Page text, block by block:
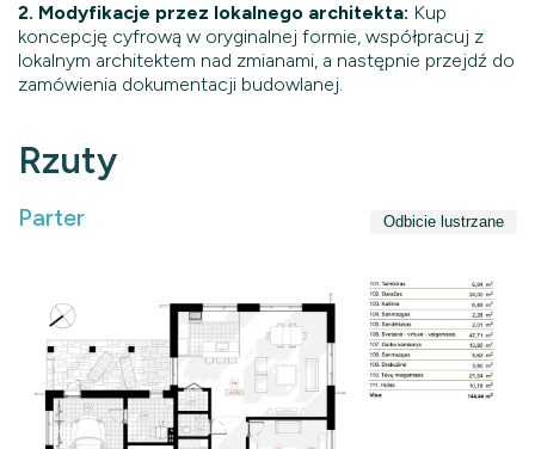
2. Modyfikacje przez lokalnego architekta: Kup
koncepcję cyfrową w oryginalnej formie, współpracuj z
lokalnym architektem nad zmianami, a następnie przejdź do
zamówienia dokumentacji budowlanej.
Rzuty
Parter Odbicie lustrzane